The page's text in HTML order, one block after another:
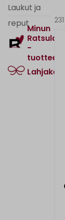
Laukut ja
reputMinun
Ratsula
-
tuotteet
Lahjakortti